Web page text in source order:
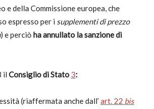
e della Commissione europea, che
espresso per i supplementi di prezzo
) eperciò ha annullato la sanzione di
il Consiglio di Stato 3:
(riaffermata anche dall’ art. 22 bis